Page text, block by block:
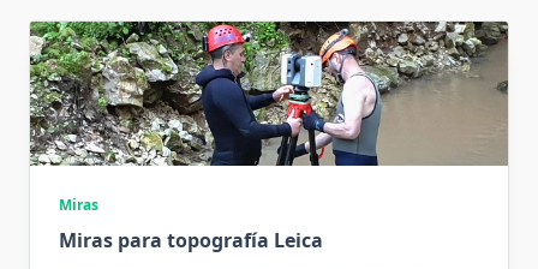
Miras
Miras para topografía Leica